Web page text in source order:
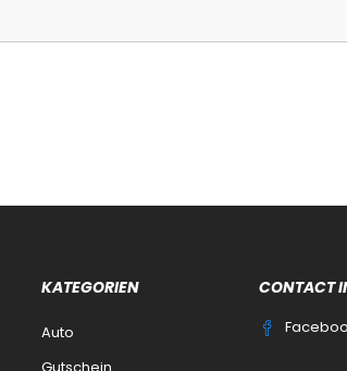
KATEGORIEN
Auto
CONTACT